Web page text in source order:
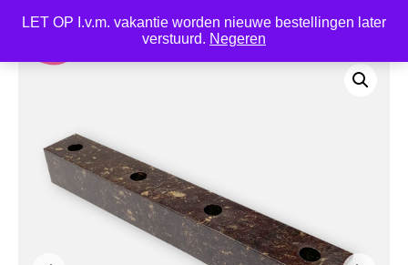
LET OP I.v.m. vakantie worden nieuwe bestellingen later
verstuurd. Negeren